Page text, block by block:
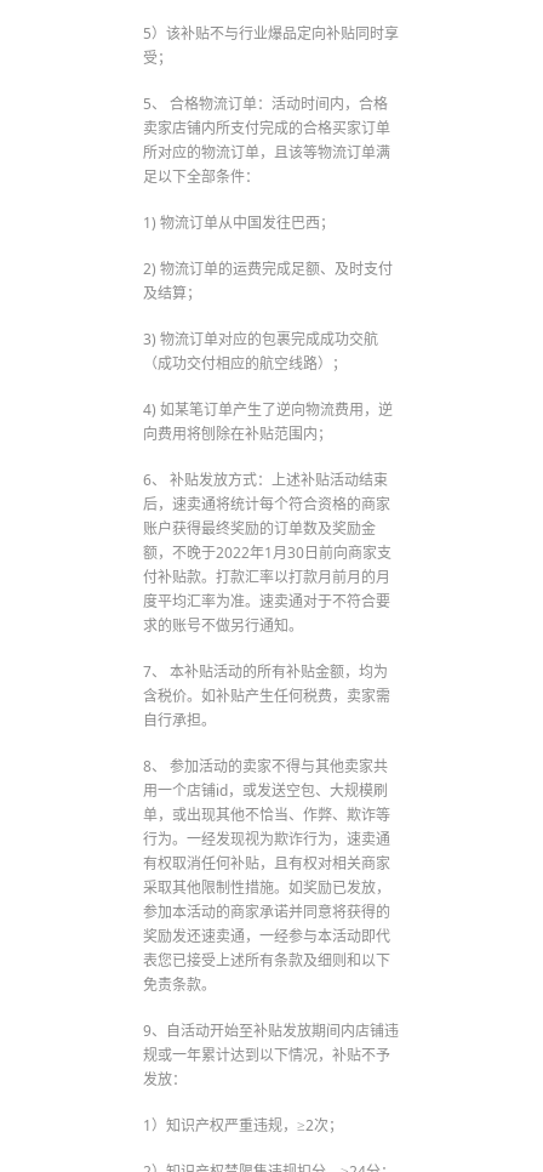
5）该补贴不与行业爆品定向补贴同时享
受；
5、 合格物流订单：活动时间内，合格
卖家店铺内所支付完成的合格买家订单
所对应的物流订单，且该等物流订单满
足以下全部条件：
1) 物流订单从中国发往巴西；
2) 物流订单的运费完成足额、及时支付
及结算；
3) 物流订单对应的包裹完成成功交航
（成功交付相应的航空线路）；
4) 如某笔订单产生了逆向物流费用，逆
向费用将刨除在补贴范围内；
6、 补贴发放方式：上述补贴活动结束
后，速卖通将统计每个符合资格的商家
账户获得最终奖励的订单数及奖励金
额，不晚于2022年1月30日前向商家支
付补贴款。打款汇率以打款月前月的月
度平均汇率为准。速卖通对于不符合要
求的账号不做另行通知。
7、 本补贴活动的所有补贴金额，均为
含税价。如补贴产生任何税费，卖家需
自行承担。
8、 参加活动的卖家不得与其他卖家共
用一个店铺id，或发送空包、大规模刷
单，或出现其他不恰当、作弊、欺诈等
行为。一经发现视为欺诈行为，速卖通
有权取消任何补贴，且有权对相关商家
采取其他限制性措施。如奖励已发放，
参加本活动的商家承诺并同意将获得的
奖励发还速卖通，一经参与本活动即代
表您已接受上述所有条款及细则和以下
免责条款。
9、自活动开始至补贴发放期间内店铺违
规或一年累计达到以下情况，补贴不予
发放：
1）知识产权严重违规，≥2次；